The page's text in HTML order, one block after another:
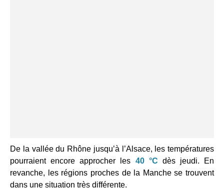
De la vallée du Rhône jusqu’à l’Alsace, les températures
pourraient encore approcher les 40 °C dès jeudi. En
revanche, les régions proches de la Manche se trouvent
dans une situation très différente.